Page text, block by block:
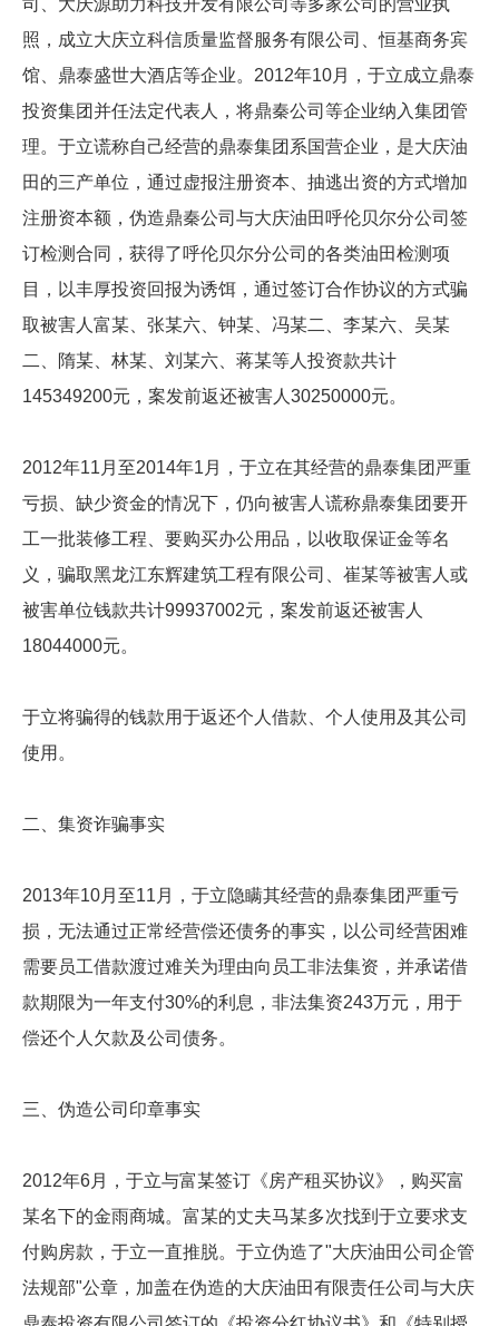
司、大庆源助力科技开发有限公司等多家公司的营业执
照，成立大庆立科信质量监督服务有限公司、恒基商务宾
馆、鼎泰盛世大酒店等企业。2012年10月，于立成立鼎泰
投资集团并任法定代表人，将鼎秦公司等企业纳入集团管
理。于立谎称自己经营的鼎泰集团系国营企业，是大庆油
田的三产单位，通过虚报注册资本、抽逃出资的方式增加
注册资本额，伪造鼎秦公司与大庆油田呼伦贝尔分公司签
订检测合同，获得了呼伦贝尔分公司的各类油田检测项
目，以丰厚投资回报为诱饵，通过签订合作协议的方式骗
取被害人富某、张某六、钟某、冯某二、李某六、吴某
二、隋某、林某、刘某六、蒋某等人投资款共计
145349200元，案发前返还被害人30250000元。
2012年11月至2014年1月，于立在其经营的鼎泰集团严重
亏损、缺少资金的情况下，仍向被害人谎称鼎泰集团要开
工一批装修工程、要购买办公用品，以收取保证金等名
义，骗取黑龙江东辉建筑工程有限公司、崔某等被害人或
被害单位钱款共计99937002元，案发前返还被害人
18044000元。
于立将骗得的钱款用于返还个人借款、个人使用及其公司
使用。
二、集资诈骗事实
2013年10月至11月，于立隐瞒其经营的鼎泰集团严重亏
损，无法通过正常经营偿还债务的事实，以公司经营困难
需要员工借款渡过难关为理由向员工非法集资，并承诺借
款期限为一年支付30%的利息，非法集资243万元，用于
偿还个人欠款及公司债务。
三、伪造公司印章事实
2012年6月，于立与富某签订《房产租买协议》，购买富
某名下的金雨商城。富某的丈夫马某多次找到于立要求支
付购房款，于立一直推脱。于立伪造了"大庆油田公司企管
法规部"公章，加盖在伪造的大庆油田有限责任公司与大庆